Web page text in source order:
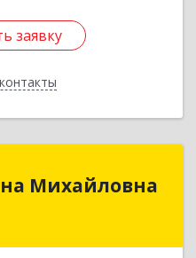
заявку
заявку
Михайловна
Михайловна